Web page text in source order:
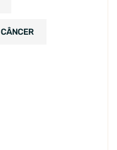
CÂNCER